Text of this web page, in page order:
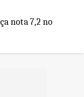
nota 7,2 no